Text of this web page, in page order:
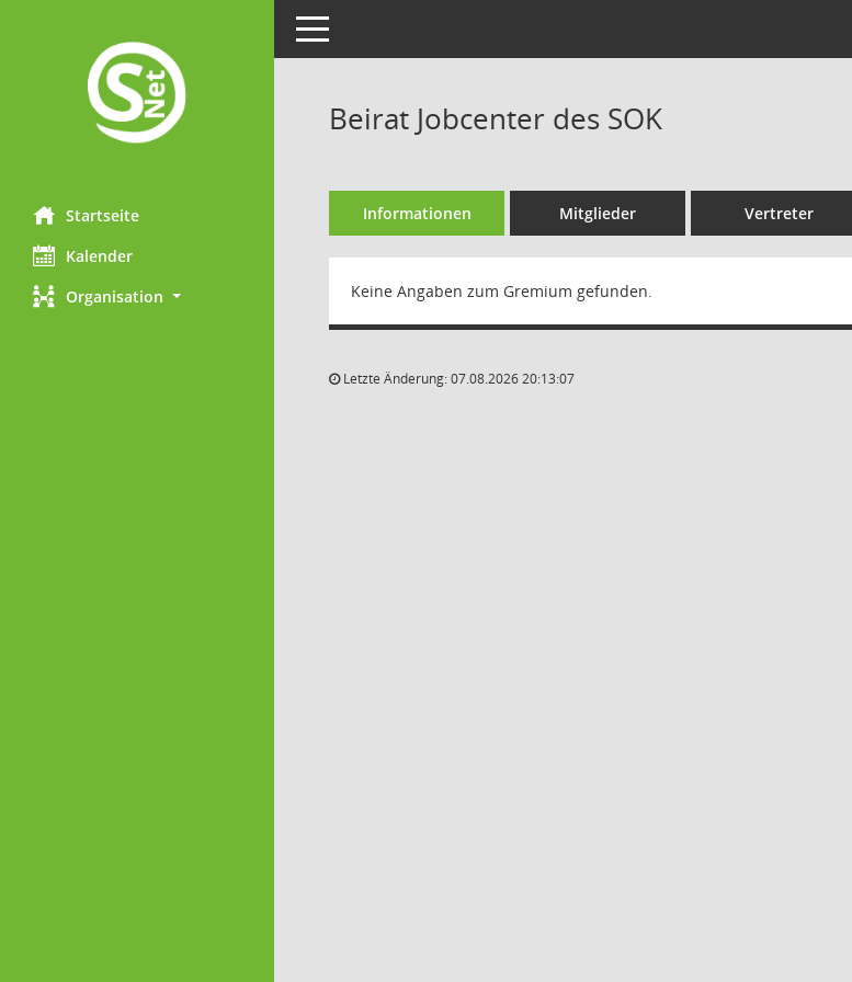
Startseite
Kalender
Organisation
Toggle navigation
Beirat Jobcenter des SOK
Informationen Mitglieder Vertreter
Keine Angaben zum Gremium gefunden.
Letzte Änderung: 07.08.2026 20:13:07